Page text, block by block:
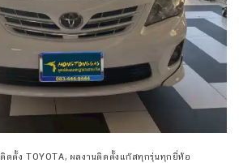
ดตั้ง TOYOTA, ผลงานติดตั้งแก๊สทุกรุ่นทุกยี่ห้อ